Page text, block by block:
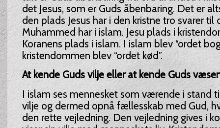
det Jesus, som er Guds åbenbaring. Det er
den plads Jesus har i den kristne tro svarer til
Muhammed har i islam. Jesu plads i
Koranens plads i islam. I islam blev “ordet
kristendommen blev “ordet kød”.
At kende Guds vilje eller at kende Guds
I islam ses mennesket som værende i stand
vilje og dermed opnå fællesskab med Gud,
den rette vejledning. Den vejledning gives i